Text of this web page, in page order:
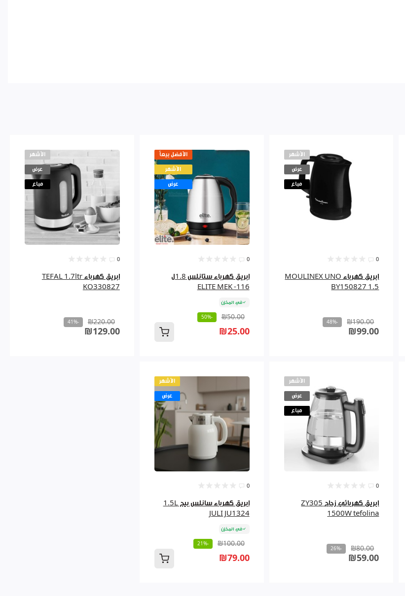
الأشهر
عرض
مباع
0
ابريق كهرباء MOULINEX UNO
BY150827 1.5
₪190.00
-48%
₪99.00
الأفضل بيعاً
الأشهر
عرض
0
ابريق كهرباء ستانلس 1.8ل
ELITE MEK -116
في المخزن
₪50.00
-50%
₪25.00
الأشهر
عرض
مباع
0
ابريق كهرباء TEFAL 1.7ltr
KO330827
₪220.00
-41%
₪129.00
الأشهر
عرض
مباع
0
ابريق كهربائي زجاج ZY305
1500W tefolina
₪80.00
-26%
₪59.00
الأشهر
عرض
0
ابريق كهرباء سانلس بيج 1.5L
JULI JU1324
في المخزن
₪100.00
-21%
₪79.00